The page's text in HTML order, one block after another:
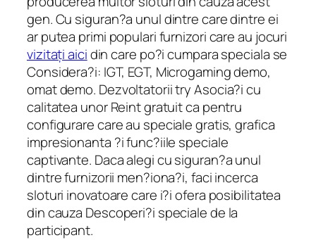
gen. Cu siguran?a unul dintre care dintre ei
ar putea primi populari furnizori care au jocuri
vizitați aicidin care po?i cumpara speciala se
Considera?i: IGT, EGT, Microgaming demo,
omat demo. Dezvoltatorii try Asocia?i cu
calitatea unor Reint gratuit ca pentru
configurare care au speciale gratis, grafica
impresionanta ?i func?iile speciale
captivante. Daca alegi cu siguran?a unul
dintre furnizorii men?iona?i, faci incerca
sloturi inovatoare care i?i ofera posibilitatea
din cauza Descoperi?i speciale de la
participant.